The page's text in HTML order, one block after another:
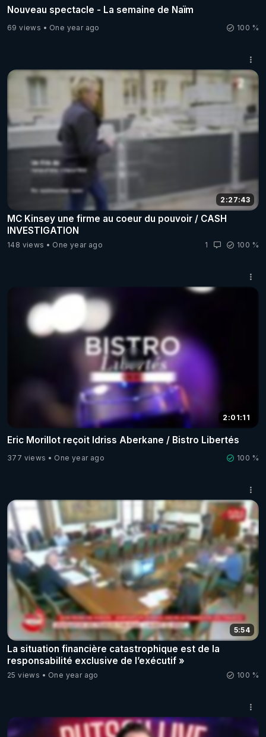
Nouveau spectacle - La semaine de Naïm
69 views One year ago 100 %
2:27:43
MC Kinsey une firme au coeur du pouvoir / CASH
INVESTIGATION
148 views One year ago 1 100 %
2:01:11
Eric Morillot reçoit Idriss Aberkane / Bistro Libertés
377 views One year ago 100 %
5:54
La situation financière catastrophique est de la
responsabilité exclusive de l’exécutif »
25 views One year ago 100 %